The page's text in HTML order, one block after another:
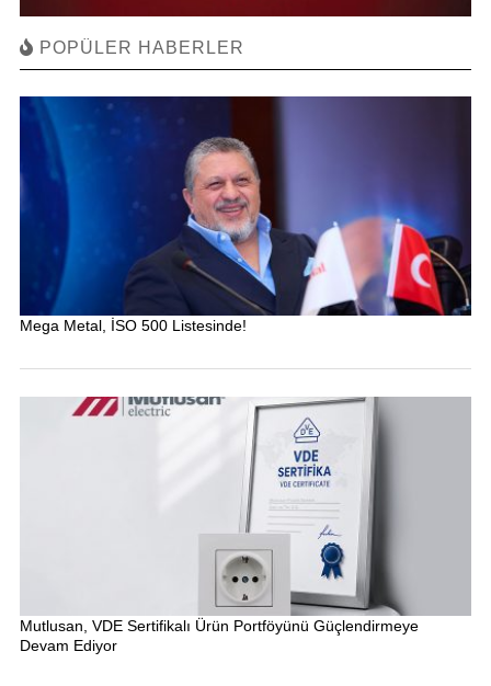
POPÜLER HABERLER
Mega Metal, İSO 500 Listesinde!
Mutlusan, VDE Sertifikalı Ürün Portföyünü Güçlendirmeye
Devam Ediyor